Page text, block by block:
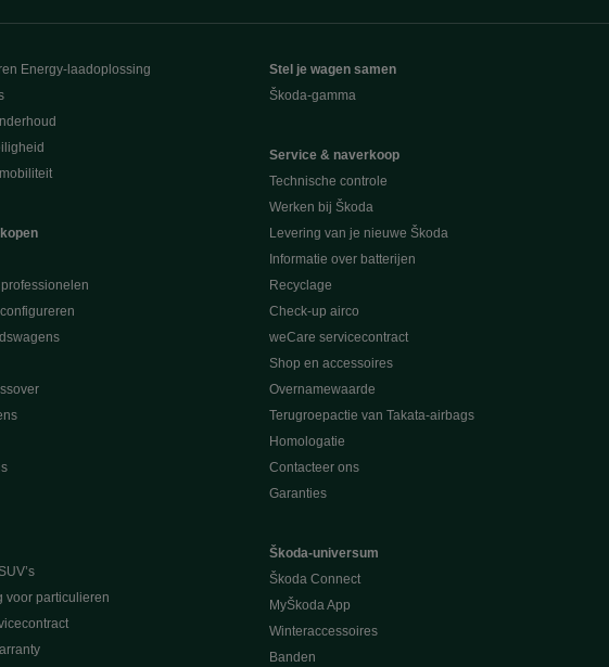
Energy-laadoplossing
voor particulieren
Stel je wagen samen
Škoda-gamma
Service & naverkoop
Technische controle
Werken bij Škoda
Levering van je nieuwe Škoda
Informatie over batterijen
Recyclage
Check-up airco
weCare servicecontract
Shop en accessoires
Overnamewaarde
Terugroepactie van Takata-airbags
Homologatie
Contacteer ons
Garanties
Škoda-universum
Škoda Connect
MyŠkoda App
Winteraccessoires
Banden